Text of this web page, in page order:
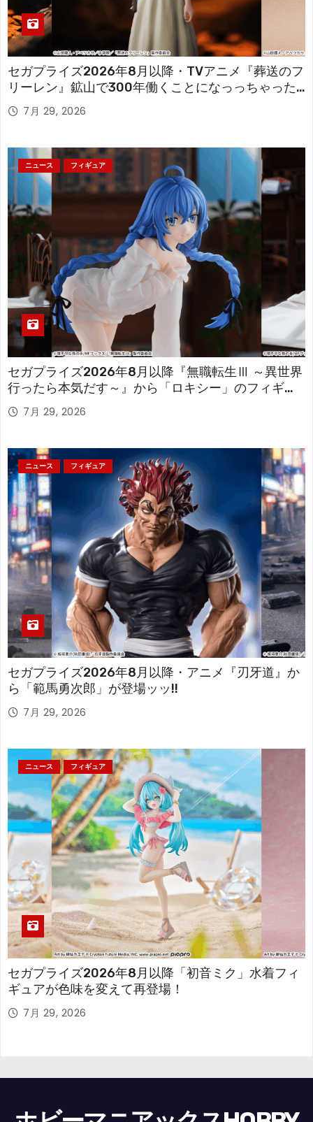
セガプライズ2026年8月以降・TVアニメ『葬送のフ
リーレン』鉱山で300年働くことになっっちゃった
「フリーレン」を立体化！
7月 29, 2026
ニュース フィギュア
セガプライズ2026年8月以降『無職転生Ⅲ ～異世界
行ったら本気だす～』から「ロキシー」のフィギュ
アが登場！
7月 29, 2026
ニュース フィギュア
セガプライズ2026年8月以降・アニメ『刃牙道』か
ら「範馬勇次郎」が登場ッッ!!
7月 29, 2026
ニュース フィギュア
セガプライズ2026年8月以降「初音ミク」水着フィ
ギュアが色味を変えて再登場！
7月 29, 2026